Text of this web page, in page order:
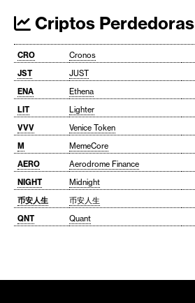
Criptos Perdedoras
CRO Cronos
JST
JUST
ENA
Ethena
LIT
Lighter
VVV
Venice Token
M
MemeCore
AERO
Aerodrome Finance
NIGHT
Midnight
币安人生
币安人生
QNT
Quant